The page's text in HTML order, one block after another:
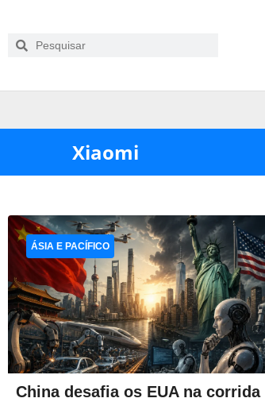
Xiaomi
China desafia os EUA na corrida
ÁSIA E PACÍFICO